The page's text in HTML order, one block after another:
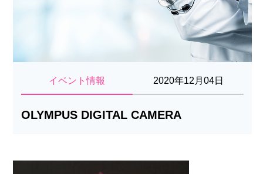
イベント情報 2020年12月04日
OLYMPUS DIGITAL CAMERA